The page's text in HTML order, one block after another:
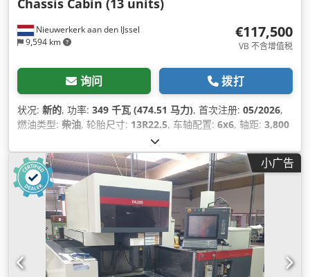
Nieuwerkerk aan den IJssel
9,594 km
Chassis Cabin (13 units)
€117,500
VB 不含增值税
询问 拨打
状况: 新的, 功率: 349 千瓦 (474.51 马力), 首次注册: 05/2026,
燃油类型: 柴油, 轮胎尺寸: 13R22.5, 车轴配置: 6x6, 轴距: 3,800
390 l
驶室, 齿轮类型:机械的, 排放等级:欧 3, 悬挂系统:钢, 总长度:
8,480 毫米, 总宽度:2,500 毫米, 总高度:3,440 毫米, 制造年份:
2026, 设备:空调, 蓝牙
小广告